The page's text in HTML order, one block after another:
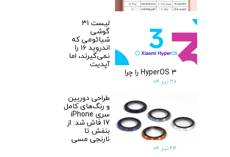
لیست ۳۱
گوشی
شیائومی که
اندروید ۱۶ را
نمی‌گیرند، اما
آپدیت
HyperOS 3 را چرا
۳۰ تیر ۰۴
طراحی دوربین
و رنگ‌های کامل
سری iPhone
17 فاش شد: از
بنفش تا
نارنجی مسی
۲۴ تیر ۰۴